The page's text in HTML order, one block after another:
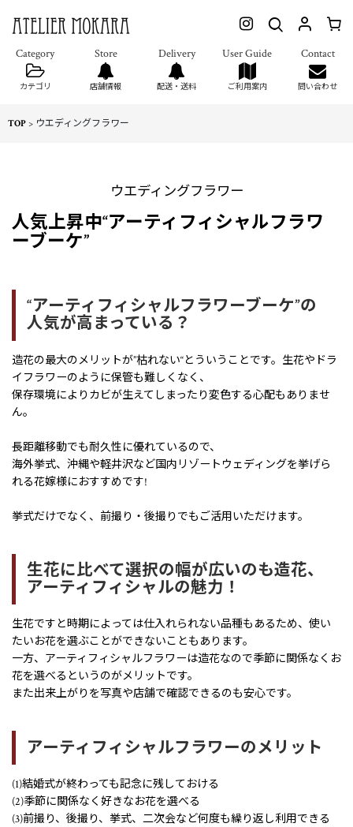
カテゴリ 店舗情報 配送・送料 ご利用案内 問い合わせ
TOP > ウエディングフラワー
ウエディングフラワー
人気上昇中“アーティフィシャルフラワ
ーブーケ”
“アーティフィシャルフラワーブーケ”の
人気が高まっている？
造花の最大のメリットが”枯れない“とういうことです。生花やドラ
イフラワーのように保管も難しくなく、
保存環境によりカビが生えてしまったり変色する心配もありませ
ん。
長距離移動でも耐久性に優れているので、
海外挙式、沖縄や軽井沢など国内リゾートウェディングを挙げら
れる花嫁様におすすめです!
挙式だけでなく、前撮り・後撮りでもご活用いただけます。
生花に比べて選択の幅が広いのも造花、
アーティフィシャルの魅力！
生花ですと時期によっては仕入れられない品種もあるため、使い
たいお花を選ぶことができないこともあります。
一方、アーティフィシャルフラワーは造花なので季節に関係なくお
花を選べるというのがメリットです。
また出来上がりを写真や店舗で確認できるのも安心です。
アーティフィシャルフラワーのメリット
(1)結婚式が終わっても記念に残しておける
(2)季節に関係なく好きなお花を選べる
(3)前撮り、後撮り、挙式、二次会など何度も繰り返し利用できる